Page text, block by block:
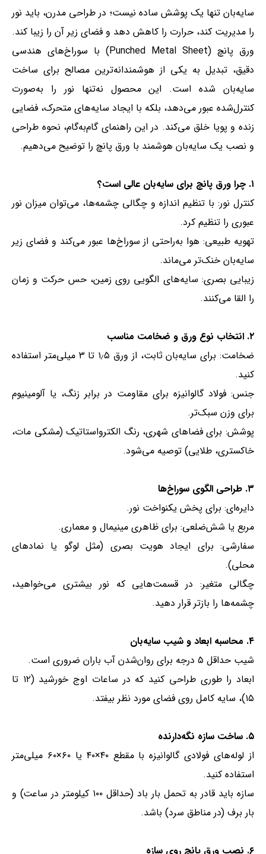
سایه‌بان تنها یک پوشش ساده نیست؛ در طراحی مدرن، باید نور
را مدیریت کند، حرارت را کاهش دهد و فضای زیر آن را زیبا کند.
ورق پانچ (Punched Metal Sheet) با سوراخ‌های هندسی
دقیق، تبدیل به یکی از هوشمندانه‌ترین مصالح برای ساخت
سایه‌بان شده است. این محصول نه‌تنها نور را به‌صورت
کنترل‌شده عبور می‌دهد، بلکه با ایجاد سایه‌های متحرک، فضایی
زنده و پویا خلق می‌کند. در این راهنمای گام‌به‌گام، نحوه طراحی
و نصب یک سایه‌بان هوشمند با ورق پانچ را توضیح می‌دهیم.
۱. چرا ورق پانچ برای سایه‌بان عالی است؟
کنترل نور: با تنظیم اندازه و چگالی چشمه‌ها، می‌توان میزان نور
عبوری را تنظیم کرد.
تهویه طبیعی: هوا به‌راحتی از سوراخ‌ها عبور می‌کند و فضای زیر
سایه‌بان خنک‌تر می‌ماند.
زیبایی بصری: سایه‌های الگویی روی زمین، حس حرکت و زمان
را القا می‌کنند.
۲. انتخاب نوع ورق و ضخامت مناسب
ضخامت: برای سایه‌بان ثابت، از ورق ۱٫۵ تا ۳ میلی‌متر استفاده
کنید.
جنس: فولاد گالوانیزه برای مقاومت در برابر زنگ، یا آلومینیوم
برای وزن سبک‌تر.
پوشش: برای فضاهای شهری، رنگ الکترواستاتیک (مشکی مات،
خاکستری، طلایی) توصیه می‌شود.
۳. طراحی الگوی سوراخ‌ها
دایره‌ای: برای پخش یکنواخت نور.
مربع یا شش‌ضلعی: برای ظاهری مینیمال و معماری.
سفارشی: برای ایجاد هویت بصری (مثل لوگو یا نمادهای
محلی).
چگالی متغیر: در قسمت‌هایی که نور بیشتری می‌خواهید،
چشمه‌ها را بازتر قرار دهید.
۴. محاسبه ابعاد و شیب سایه‌بان
شیب حداقل ۵ درجه برای روان‌شدن آب باران ضروری است.
ابعاد را طوری طراحی کنید که در ساعات اوج خورشید (۱۲ تا
۱۵)، سایه کامل روی فضای مورد نظر بیفتد.
۵. ساخت سازه نگه‌دارنده
از لوله‌های فولادی گالوانیزه با مقطع ۴۰×۴۰ یا ۶۰×۶۰ میلی‌متر
استفاده کنید.
سازه باید قادر به تحمل بار باد (حداقل ۱۰۰ کیلومتر در ساعت) و
بار برف (در مناطق سرد) باشد.
۶. نصب ورق پانچ روی سازه